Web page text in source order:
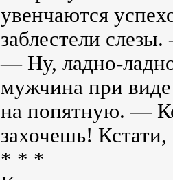
увенчаются
заблестели
— Ну, ладно-
мужчина при виде
на попятную. —
захочешь!
* * *